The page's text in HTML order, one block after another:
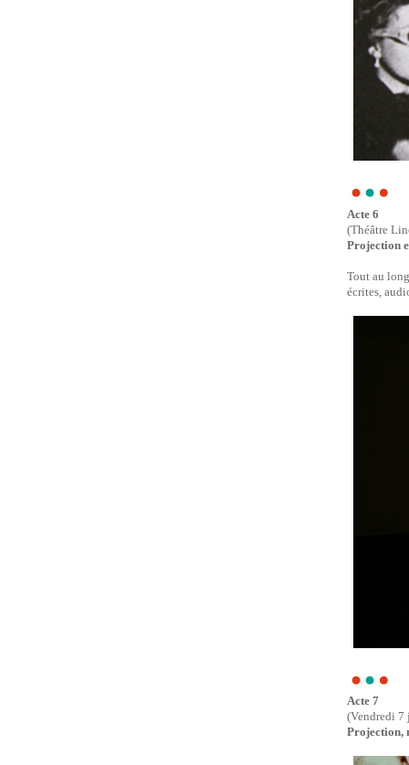
Acte 6
(Théâtre
Projection
Tout au
écrites,
Acte 7
(Vendredi 7
Projection,